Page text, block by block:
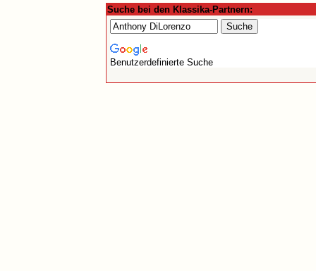
Suche bei den Klassika-Partnern:
Benutzerdefinierte Suche